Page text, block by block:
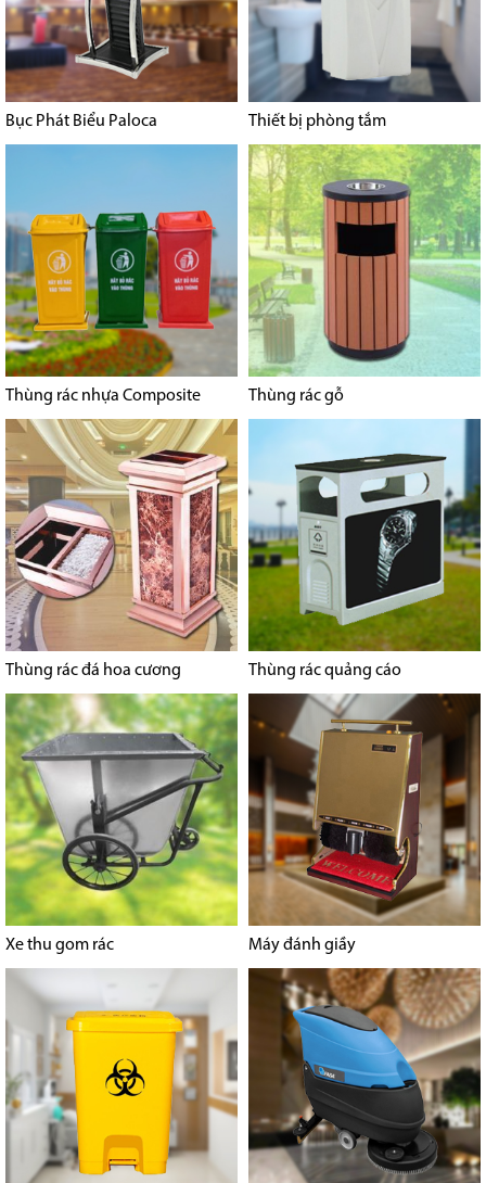
Bục Phát Biểu Paloca Thiết bị phòng tắm
Thùng rác nhựa Composite Thùng rác gỗ
Thùng rác đá hoa cương Thùng rác quảng cáo
Xe thu gom rác Máy đánh giầy